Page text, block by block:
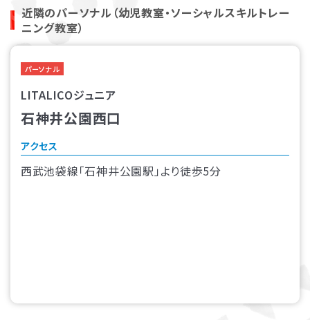
近隣のパーソナル（幼児教室・ソーシャルスキルトレー
ニング教室）
パーソナル
LITALICOジュニア
石神井公園西口
アクセス
西武池袋線「石神井公園駅」より徒歩5分